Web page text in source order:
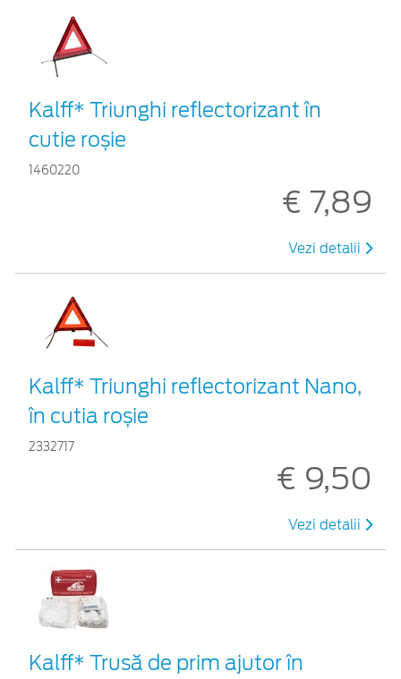
Kalff* Triunghi reflectorizant în
cutie roșie
1460220
€ 7,89
Vezi detalii
Kalff* Triunghi reflectorizant Nano,
în cutia roșie
2332717
€ 9,50
Vezi detalii
Kalff* Trusă de prim ajutor în